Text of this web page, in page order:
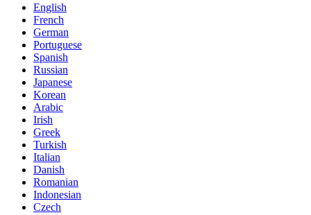
English
French
German
Portuguese
Spanish
Russian
Japanese
Korean
Arabic
Irish
Greek
Turkish
Italian
Danish
Romanian
Indonesian
Czech